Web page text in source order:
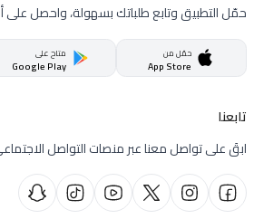
حمّل التطبيق وتابع طلباتك بسهولة، واحصل
حمّل من
App Store
متاح على
Google Play
تابعنا
ابقَ على تواصل معنا عبر منصات التواصل